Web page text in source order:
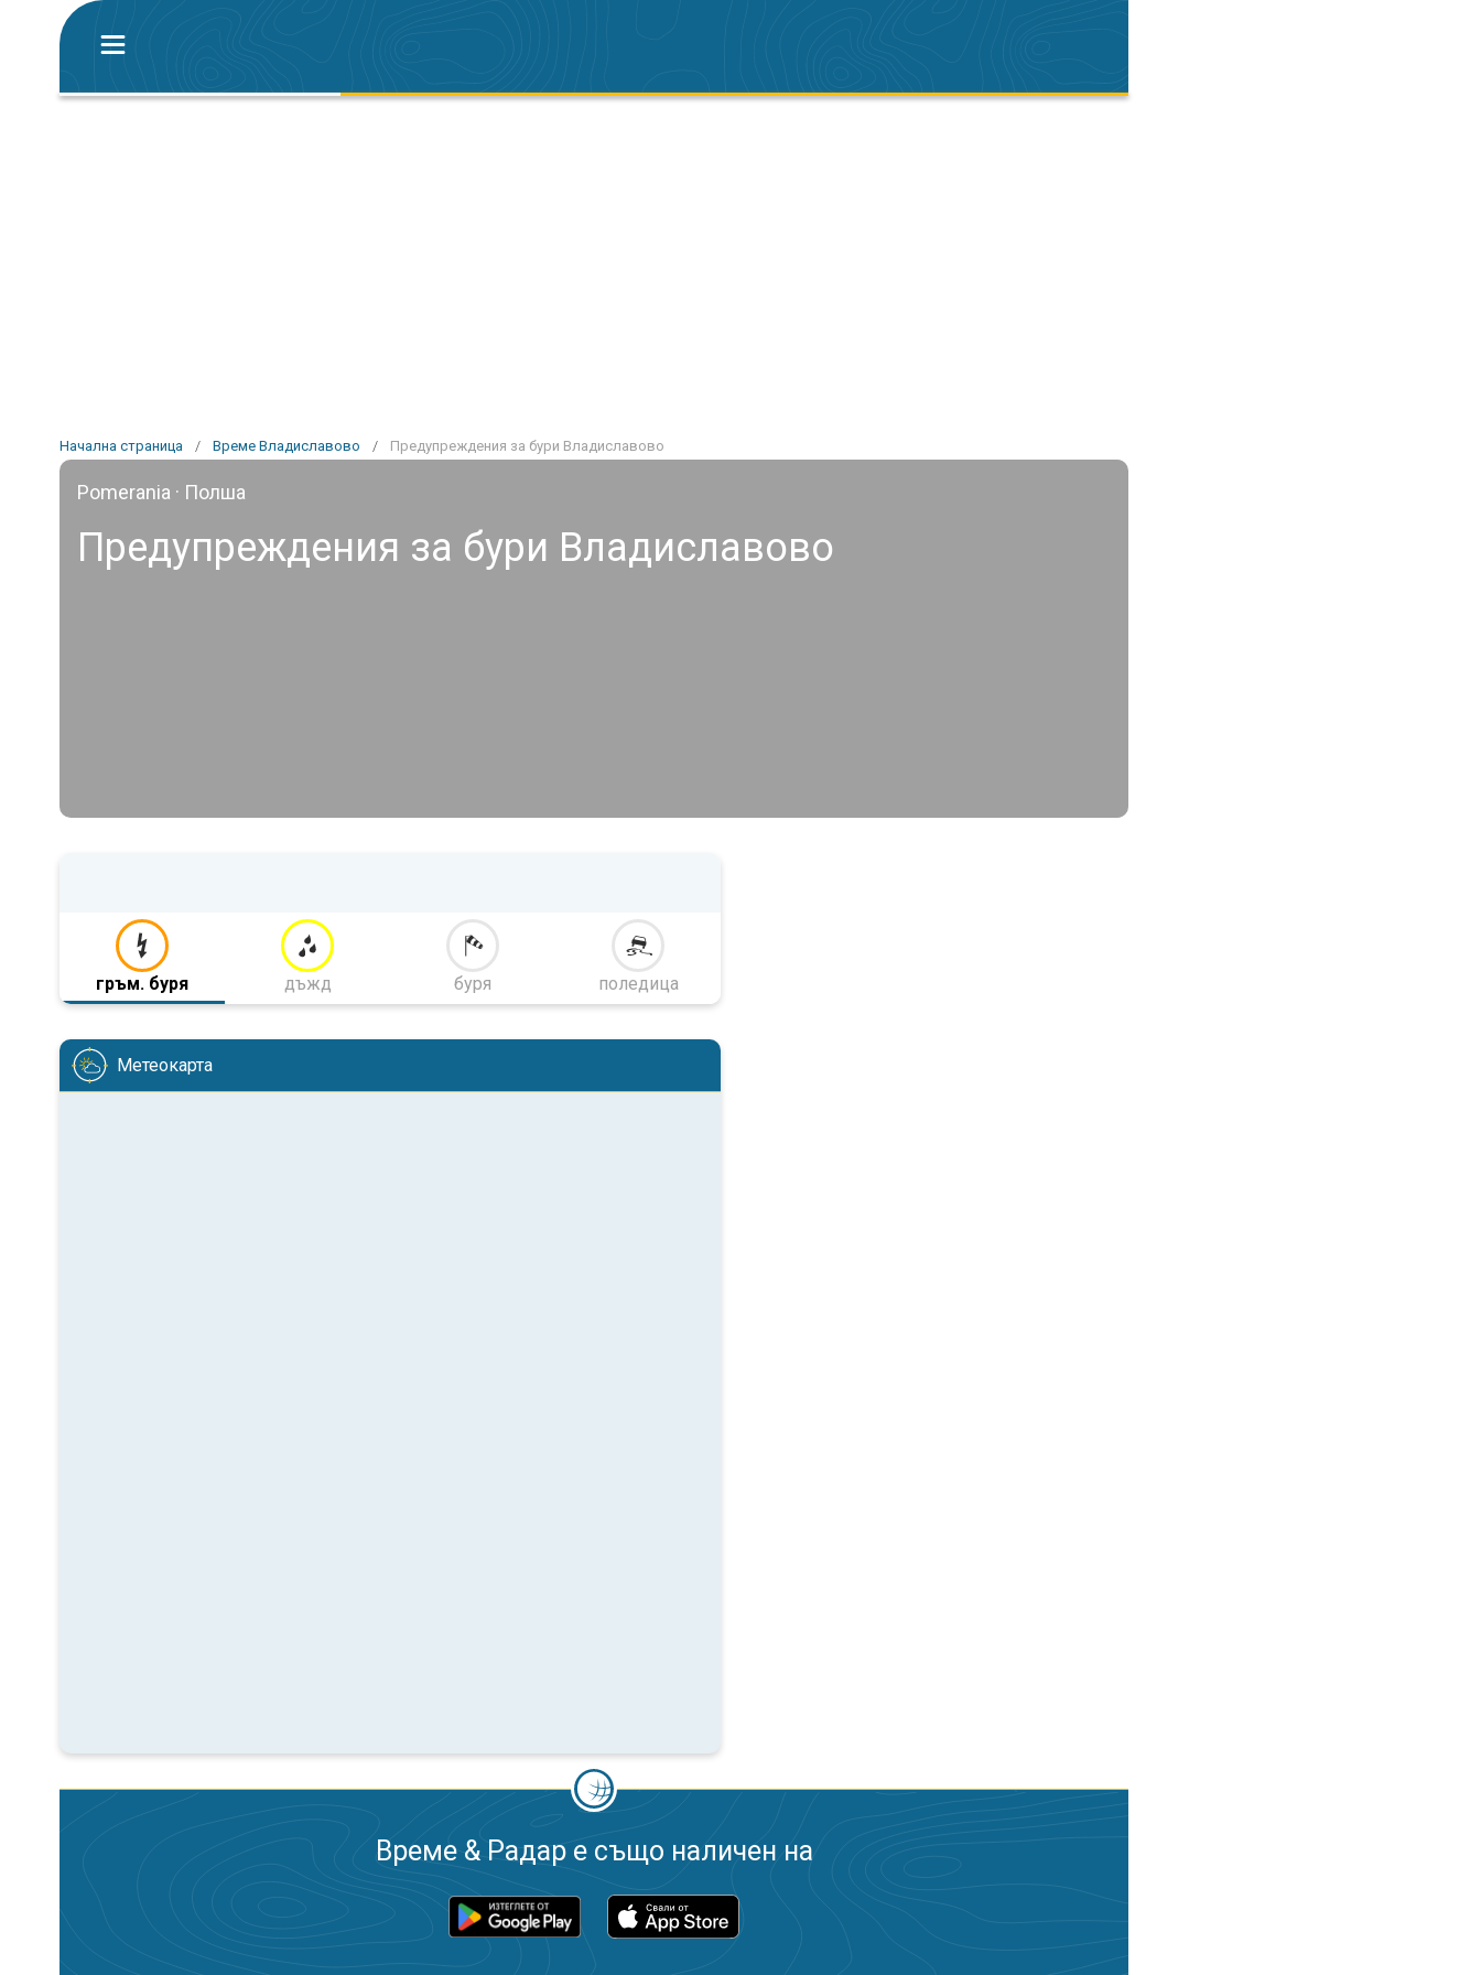
Начална страница / Време Владиславово / Предупреждения за бури Владиславово
Pomerania · Полша
Предупреждения за бури Владиславово
гръм. буря дъжд буря поледица
Метеокарта
Време & Радар е също наличен на